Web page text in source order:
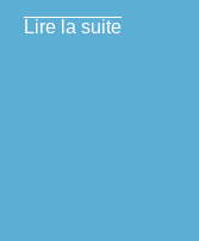
Lire la suite